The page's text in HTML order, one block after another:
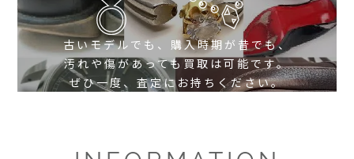
古いモデルでも、購入時期が昔でも、
汚れや傷があっても買取は可能です。
ぜひ一度、査定にお持ちください。